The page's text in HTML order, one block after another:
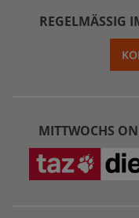
REGELMÄSSIG
MITTWOCHS